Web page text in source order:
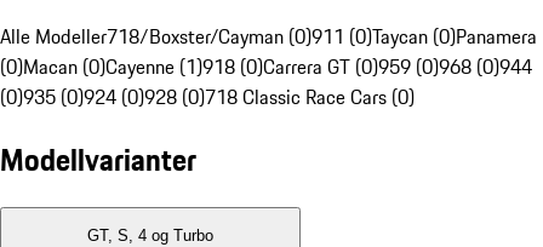
Alle Modeller718/Boxster/Cayman (0)911 (0)Taycan (0)Panamera
(0)Macan (0)Cayenne (1)918 (0)Carrera GT (0)959 (0)968 (0)944
(0)935 (0)924 (0)928 (0)718 Classic Race Cars (0)
Modellvarianter
GT, S, 4 og Turbo